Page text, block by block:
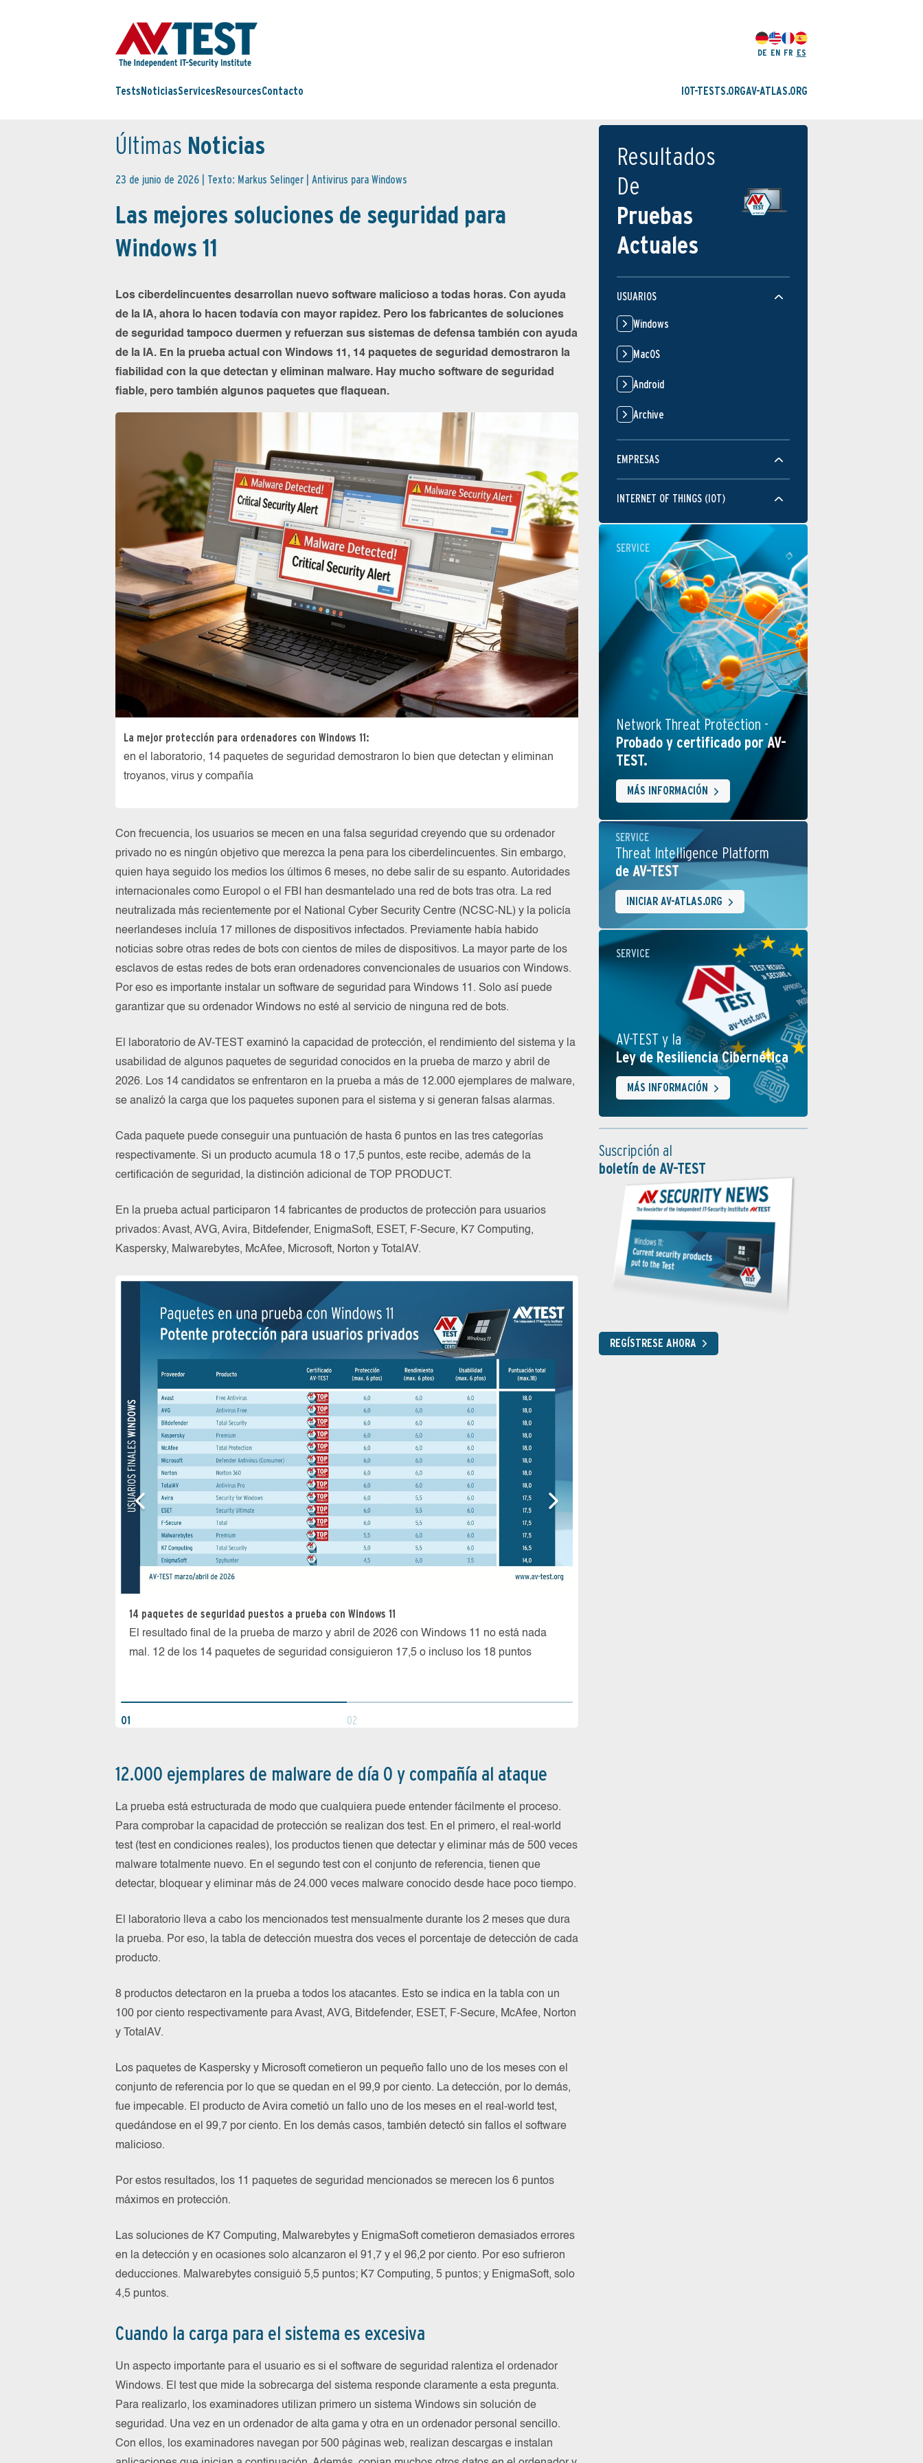
DE EN FR ES
Tests NoticiasServices ResourcesContacto IOT-TESTS.ORGAV-ATLAS.ORG
Últimas Noticias
23 de junio de 2026 | Texto: Markus Selinger | Antivirus para Windows
Las mejores soluciones de seguridad para
Windows 11
Los ciberdelincuentes desarrollan nuevo software malicioso a todas horas. Con ayuda
de la IA, ahora lo hacen todavía con mayor rapidez. Pero los fabricantes de soluciones
de seguridad tampoco duermen y refuerzan sus sistemas de defensa también con ayuda
de la IA. En la prueba actual con Windows 11, 14 paquetes de seguridad demostraron la
fiabilidad con la que detectan y eliminan malware. Hay mucho software de seguridad
fiable, pero también algunos paquetes que flaquean.
La mejor protección para ordenadores con Windows 11:
en el laboratorio, 14 paquetes de seguridad demostraron lo bien que detectan y eliminan
troyanos, virus y compañía
Con frecuencia, los usuarios se mecen en una falsa seguridad creyendo que su ordenador
privado no es ningún objetivo que merezca la pena para los ciberdelincuentes. Sin embargo,
quien haya seguido los medios los últimos 6 meses, no debe salir de su espanto. Autoridades
internacionales como Europol o el FBI han desmantelado una red de bots tras otra. La red
neutralizada más recientemente por el National Cyber Security Centre (NCSC-NL) y la policía
neerlandeses incluía 17 millones de dispositivos infectados. Previamente había habido
noticias sobre otras redes de bots con cientos de miles de dispositivos. La mayor parte de los
esclavos de estas redes de bots eran ordenadores convencionales de usuarios con Windows.
Por eso es importante instalar un software de seguridad para Windows 11. Solo así puede
garantizar que su ordenador Windows no esté al servicio de ninguna red de bots.
El laboratorio de AV-TEST examinó la capacidad de protección, el rendimiento del sistema y la
usabilidad de algunos paquetes de seguridad conocidos en la prueba de marzo y abril de
2026. Los 14 candidatos se enfrentaron en la prueba a más de 12.000 ejemplares de malware,
se analizó la carga que los paquetes suponen para el sistema y si generan falsas alarmas.
Cada paquete puede conseguir una puntuación de hasta 6 puntos en las tres categorías
respectivamente. Si un producto acumula 18 o 17,5 puntos, este recibe, además de la
certificación de seguridad, la distinción adicional de TOP PRODUCT.
En la prueba actual participaron 14 fabricantes de productos de protección para usuarios
privados: Avast, AVG, Avira, Bitdefender, EnigmaSoft, ESET, F-Secure, K7 Computing,
Kaspersky, Malwarebytes, McAfee, Microsoft, Norton y TotalAV.
14 paquetes de seguridad puestos a prueba con Windows 11
El resultado final de la prueba de marzo y abril de 2026 con Windows 11 no está nada
mal. 12 de los 14 paquetes de seguridad consiguieron 17,5 o incluso los 18 puntos
01 02
12.000 ejemplares de malware de día 0 y compañía al ataque
La prueba está estructurada de modo que cualquiera puede entender fácilmente el proceso.
Para comprobar la capacidad de protección se realizan dos test. En el primero, el real-world
test (test en condiciones reales), los productos tienen que detectar y eliminar más de 500 veces
malware totalmente nuevo. En el segundo test con el conjunto de referencia, tienen que
detectar, bloquear y eliminar más de 24.000 veces malware conocido desde hace poco tiempo.
El laboratorio lleva a cabo los mencionados test mensualmente durante los 2 meses que dura
la prueba. Por eso, la tabla de detección muestra dos veces el porcentaje de detección de cada
producto.
8 productos detectaron en la prueba a todos los atacantes. Esto se indica en la tabla con un
100 por ciento respectivamente para Avast, AVG, Bitdefender, ESET, F-Secure, McAfee, Norton
y TotalAV.
Los paquetes de Kaspersky y Microsoft cometieron un pequeño fallo uno de los meses con el
conjunto de referencia por lo que se quedan en el 99,9 por ciento. La detección, por lo demás,
fue impecable. El producto de Avira cometió un fallo uno de los meses en el real-world test,
quedándose en el 99,7 por ciento. En los demás casos, también detectó sin fallos el software
malicioso.
Por estos resultados, los 11 paquetes de seguridad mencionados se merecen los 6 puntos
máximos en protección.
Las soluciones de K7 Computing, Malwarebytes y EnigmaSoft cometieron demasiados errores
en la detección y en ocasiones solo alcanzaron el 91,7 y el 96,2 por ciento. Por eso sufrieron
deducciones. Malwarebytes consiguió 5,5 puntos; K7 Computing, 5 puntos; y EnigmaSoft, solo
4,5 puntos.
Cuando la carga para el sistema es excesiva
Un aspecto importante para el usuario es si el software de seguridad ralentiza el ordenador
Windows. El test que mide la sobrecarga del sistema responde claramente a esta pregunta.
Para realizarlo, los examinadores utilizan primero un sistema Windows sin solución de
seguridad. Una vez en un ordenador de alta gama y otra en un ordenador personal sencillo.
Con ellos, los examinadores navegan por 500 páginas web, realizan descargas e instalan
Resultados
De
Pruebas
Actuales
USUARIOS
Windows
MacOS
Android
Archive
EMPRESAS
INTERNET OF THINGS (IOT)
SERVICE
Network Threat Protection -
Probado y certificado por AV-
TEST.
MÁS INFORMACIÓN
SERVICE
Threat Intelligence Platform
de AV-TEST
INICIAR AV-ATLAS.ORG
SERVICE
AV-TEST y la
Ley de Resiliencia Cibernética
MÁS INFORMACIÓN
Suscripción al
boletín de AV-TEST
REGÍSTRESE AHORA